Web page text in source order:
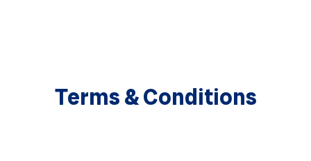
Terms & Conditions